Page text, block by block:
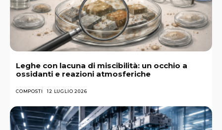
Leghe con lacuna di miscibilità: un occhio a
ossidanti e reazioni atmosferiche
COMPOSTI 12 LUGLIO 2026